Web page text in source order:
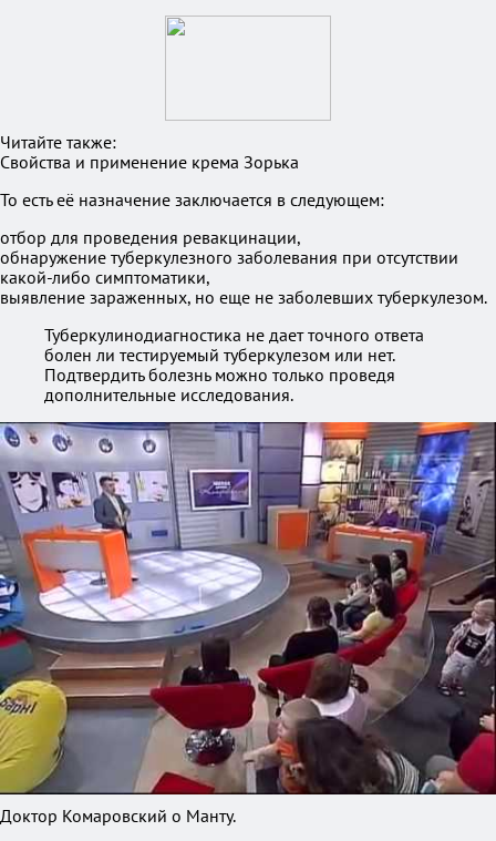
Читайте также:
Свойства и применение крема Зорька
То есть её назначение заключается в следующем:
отбор для проведения ревакцинации,
обнаружение туберкулезного заболевания при отсутствии
какой-либо симптоматики,
выявление зараженных, но еще не заболевших туберкулезом.
Туберкулинодиагностика не дает точного ответа
болен ли тестируемый туберкулезом или нет.
Подтвердить болезнь можно только проведя
дополнительные исследования.
Доктор Комаровский о Манту.